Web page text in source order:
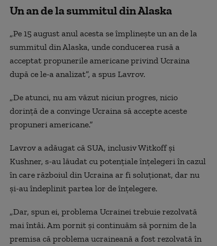
Un an de la summitul din Alaska
„Pe 15 august anul acesta se împlinește un an de la
summitul din Alaska, unde conducerea rusă a
acceptat propunerile americane privind Ucraina
după ce le-a analizat”, a spus Lavrov.
„De atunci, nu am văzut niciun progres, nicio
dorință de a convinge Ucraina să accepte aceste
propuneri americane.”
Lavrov a adăugat că SUA, inclusiv Witkoff și
Kushner, s-au lăudat cu potențiale înțelegeri în cazul
în care războiul din Ucraina ar fi soluționat, dar nu
și-au îndeplinit partea lor de înțelegere.
„Dar, spun ei, problema Ucrainei trebuie rezolvată
mai întâi. Am pornit și continuăm să pornim de la
premisa că problema ucraineană a fost rezolvată în